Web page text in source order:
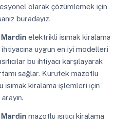
olarak çözümlemek için
buradayız.
Mardinelektrikli isımak kiralama
ihtiyacına uygun en iyi modelleri
bu ihtiyacı karşılayarak
sağlar. Kurutek mazotlu
ısımak kiralama işlemleri için
Mardinmazotlu ısıtıcı kiralama